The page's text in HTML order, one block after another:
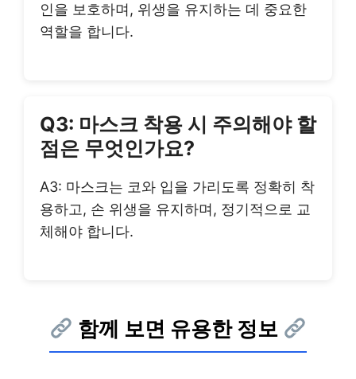
인을 보호하며, 위생을 유지하는 데 중요한
역할을 합니다.
Q3: 마스크 착용 시 주의해야 할
점은 무엇인가요?
A3: 마스크는 코와 입을 가리도록 정확히 착
용하고, 손 위생을 유지하며, 정기적으로 교
체해야 합니다.
함께 보면 유용한 정보